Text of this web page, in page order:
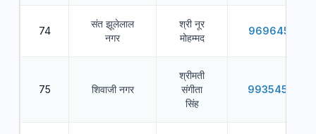
74
संत झूलेलाल
नगर
श्री नूर
मोहम्मद
9696455011
75 शिवाजी नगर
श्रीमती
संगीता
सिंह
9935451059